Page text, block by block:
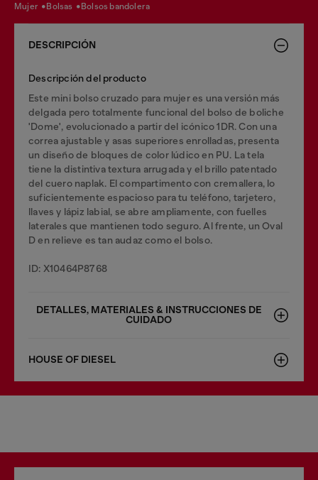
mujer bolsas bolsos bandolera
DESCRIPCIÓN
Descripción del producto
Este mini bolso cruzado para mujer es una versión más
delgada pero totalmente funcional del bolso de boliche
'Dome', evolucionado a partir del icónico 1DR. Con una
correa ajustable y asas superiores enrolladas, presenta
un diseño de bloques de color lúdico en PU. La tela
tiene la distintiva textura arrugada y el brillo patentado
del cuero naplak. El compartimento con cremallera, lo
suficientemente espacioso para tu teléfono, tarjetero,
llaves y lápiz labial, se abre ampliamente, con fuelles
laterales que mantienen todo seguro. Al frente, un Oval
D en relieve es tan audaz como el bolso.
ID: X10464P8768
DETALLES, MATERIALES & INSTRUCCIONES DE
CUIDADO
HOUSE OF DIESEL